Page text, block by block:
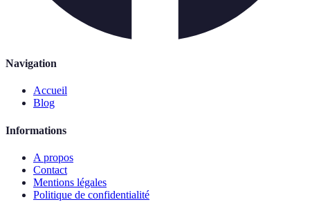
Navigation
Accueil
Blog
Informations
A propos
Contact
Mentions légales
Politique de confidentialité